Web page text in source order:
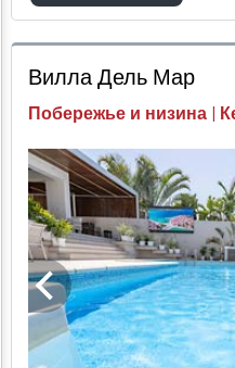
Проверка цен
Вилла Дель Мар
Побережье и низина |